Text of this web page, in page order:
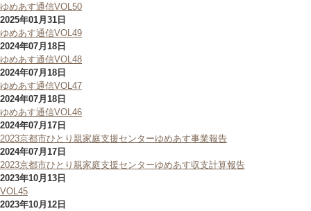
ゆめあす通信VOL50
2025年01月31日
ゆめあす通信VOL49
2024年07月18日
ゆめあす通信VOL48
2024年07月18日
ゆめあす通信VOL47
2024年07月18日
ゆめあす通信VOL46
2024年07月17日
2023京都市ひとり親家庭支援センターゆめあす事業報告
2024年07月17日
2023京都市ひとり親家庭支援センターゆめあす収支計算報告
2023年10月13日
VOL45
2023年10月12日